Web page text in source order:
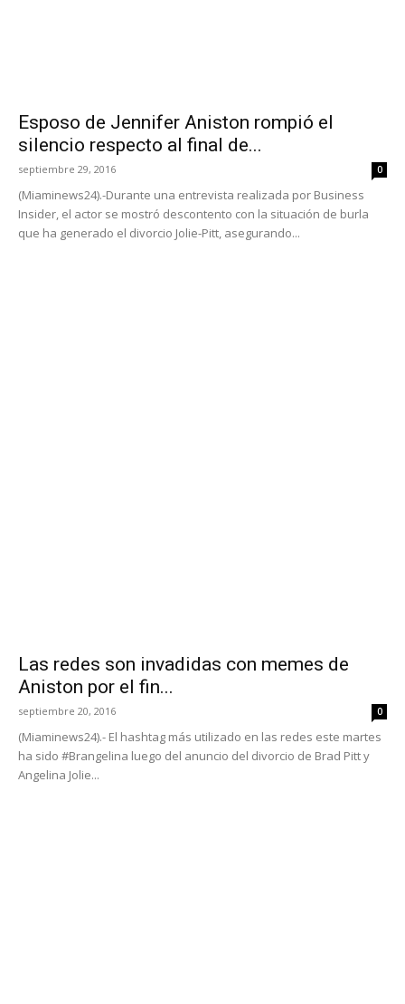
Esposo de Jennifer Aniston rompió el
silencio respecto al final de...
septiembre 29, 2016 0
(Miaminews24).-Durante una entrevista realizada por Business
Insider, el actor se mostró descontento con la situación de burla
que ha generado el divorcio Jolie-Pitt, asegurando...
Las redes son invadidas con memes de
Aniston por el fin...
septiembre 20, 2016 0
(Miaminews24).- El hashtag más utilizado en las redes este martes
ha sido #Brangelina luego del anuncio del divorcio de Brad Pitt y
Angelina Jolie...